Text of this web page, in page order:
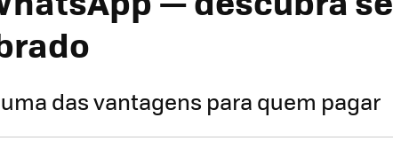
das vantagens para quem pagar